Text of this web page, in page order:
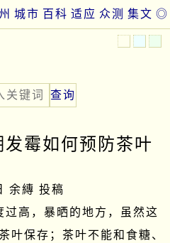
◎
集文
众测
适应
百科
城市
霉如何预防茶叶
余縳 投稿
高，暴晒的地方，虽然这
叶保存；茶叶不能和食糖、